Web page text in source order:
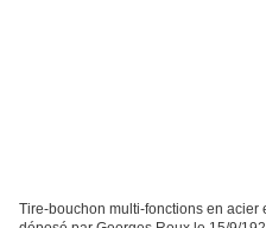
Tire-bouchon multi-fonctions en acier